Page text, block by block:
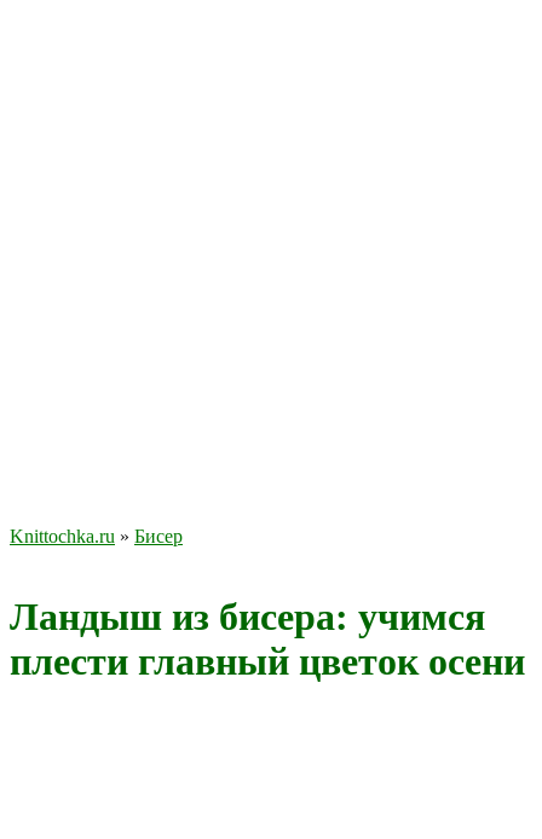
Knittochka.ru » Бисер
Ландыш из бисера: учимся
плести главный цветок осени